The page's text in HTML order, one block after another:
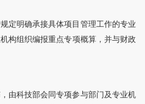
定明确承接具体项目管理工作的专业
构组织编报重点专项概算，并与财政
由科技部会同专项参与部门及专业机